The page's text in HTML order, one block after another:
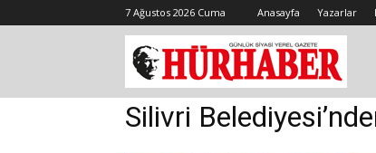
7 Ağustos 2026 Cuma Anasayfa Yazarlar
Silivri